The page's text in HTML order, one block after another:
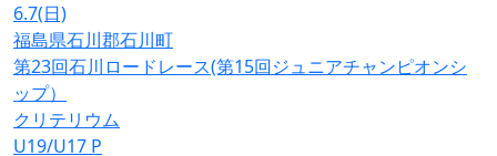
6.7(日)
福島県石川郡石川町
第23回石川ロードレース(第15回ジュニアチャンピオンシ
ップ）
クリテリウム
U19/U17 P